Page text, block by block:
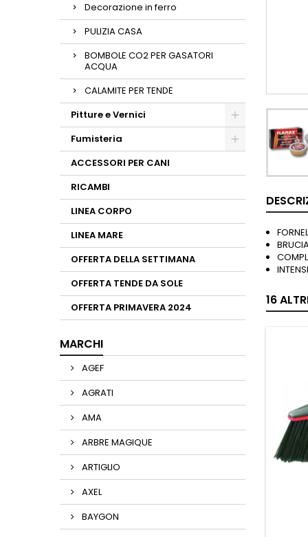
Decorazione in ferro
PULIZIA CASA
BOMBOLE CO2 PER GASATORI
ACQUA
CALAMITE PER TENDE
Pitture e Vernici
Fumisteria
ACCESSORI PER CANI
RICAMBI
LINEA CORPO
LINEA MARE
OFFERTA DELLA SETTIMANA
OFFERTA TENDE DA SOLE
OFFERTA PRIMAVERA 2024
MARCHI
AGEF
AGRATI
AMA
ARBRE MAGIQUE
ARTIGLIO
AXEL
BAYGON
16